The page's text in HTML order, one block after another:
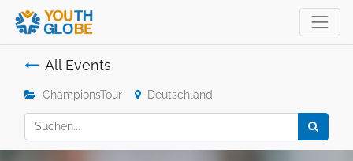
All Events
ChampionsTour Deutschland